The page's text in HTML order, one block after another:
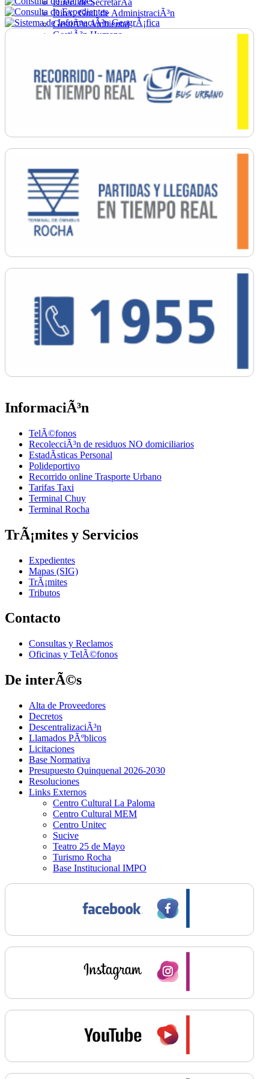
Direc. de SecretarÃ­a
Direc. Gral. de AdministraciÃ³n
GestiÃ³n Ambiental
GestiÃ³n Humana
Ordenamiento
PromociÃ³n Social
Salud
SecretarÃ­a General
InformaciÃ³n
TelÃ©fonos
RecolecciÃ³n de residuos NO domiciliarios
EstadÃ­sticas Personal
Polideportivo
Recorrido online Trasporte Urbano
Tarifas Taxi
Terminal Chuy
Terminal Rocha
TrÃ¡mites y Servicios
Expedientes
Mapas (SIG)
TrÃ¡mites
Tributos
Contacto
Consultas y Reclamos
Oficinas y TelÃ©fonos
De interÃ©s
Alta de Proveedores
Decretos
DescentralizaciÃ³n
Llamados PÃºblicos
Licitaciones
Base Normativa
Presupuesto Quinquenal 2026-2030
Resoluciones
Links Externos
Centro Cultural La Paloma
Centro Cultural MEM
Centro Unitec
Sucive
Teatro 25 de Mayo
Turismo Rocha
Base Institucional IMPO